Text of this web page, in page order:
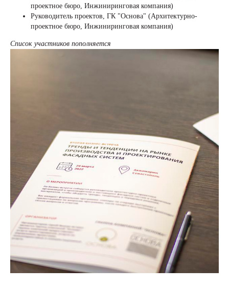
проектное бюро, Инжиниринговая компания)
Руководитель проектов, ГК "Основа" (Архитектурно-
проектное бюро, Инжиниринговая компания)
Список участников пополняется
+7 (495) 118 25 11